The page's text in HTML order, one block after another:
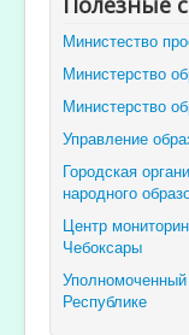
Министество
Министерство
Министерство
Управление
Городская
народного
Центр
Чебоксары
Республике